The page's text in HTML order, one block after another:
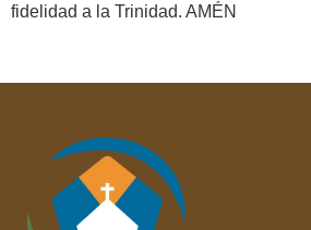
fidelidad a la Trinidad. AMÉN